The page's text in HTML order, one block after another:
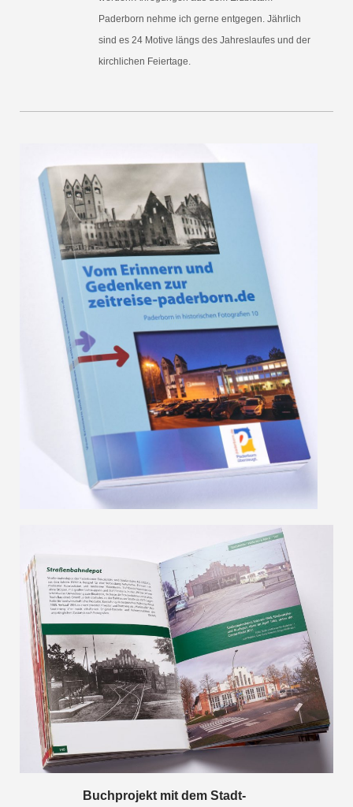
Paderborn nehme ich gerne entgegen. Jährlich
sind es 24 Motive längs des Jahreslaufes und der
kirchlichen Feiertage.
Buchprojekt mit dem Stadt-